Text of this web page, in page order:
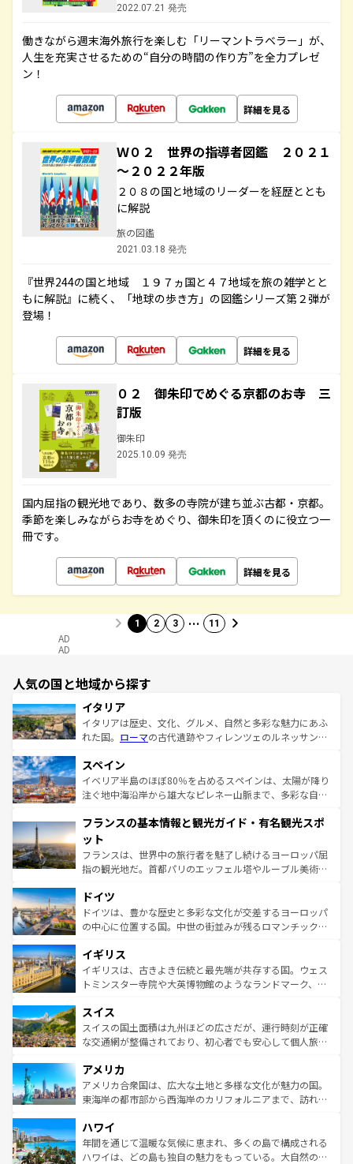
2022.07.21 発売
働きながら週末海外旅行を楽しむ「リーマントラベラー」が、
人生を充実させるための“自分の時間の作り方”を全力プレゼ
ン！
詳細を見る
Ｗ０２ 世界の指導者図鑑 ２０２１
～２０２２年版
２０８の国と地域のリーダーを経歴ととも
に解説
旅の図鑑
2021.03.18 発売
『世界244の国と地域 １９７ヵ国と４７地域を旅の雑学とと
もに解説』に続く、「地球の歩き方」の図鑑シリーズ第２弾が
登場！
詳細を見る
０２ 御朱印でめぐる京都のお寺 三
訂版
御朱印
2025.10.09 発売
国内屈指の観光地であり、数多の寺院が建ち並ぶ古都・京都。
季節を楽しみながらお寺をめぐり、御朱印を頂くのに役立つ一
冊です。
詳細を見る
1 2 3 … 11
AD
AD
人気の国と地域から探す
イタリア
イタリアは歴史、文化、グルメ、自然と多彩な魅力にあふ
れた国。 ローマの古代遺跡やフィレンツェのルネッサンス
ろん、トスカーナの美しい田園風景やアマルフィ海岸の絶
景など、自然景観も見逃せない。観光の合間には、本場の
ピザやパスタなど、絶品のイタリア料理を堪能することも
ませてくれるイタリアで、忘れられない旅をしてみよう！
なお、新着のイタリア情報は
しい。
スペイン
イベリア半島のほぼ80％を占めるスペインは、太陽が降り
注ぐ地中海沿岸から雄大なピレネー山脈まで、多彩な自然
文化が根付くこの国では、情熱的なフラメンコ、熱気あふ
れる闘牛、そして美味しいタパスが生活の一部となってい
る。首都マドリードの洗練された雰囲気や、バルセロナの
アートに溢れた街角から、地方では古代ローマ遺跡や中世
せる。地方によって風土や気候が異なるスペインはその個
性で訪れる人を魅了する。 なお、新着のスペイン情報は コ
ンテンツ一覧を参照してほしい。
フランスの基本情報と観光ガイド・有名観光スポ
ット
フランスは、世界中の旅行者を魅了し続けるヨーロッパ屈
指の観光地だ。首都パリのエッフェル塔やルーブル美術館
で、幅広い魅力が詰まっている。華麗な宮殿、歴史的な大
聖堂、美しいビーチ、そして豊かな自然が、訪れる者を心
から魅了する。また、フランスは美食の国としても知ら
いる。シャンパンの発祥地であるランス、プロヴァンスの
香り高いラベンダー畑など、多彩な楽しみ方が可能だ。さ
らに、パリ以外の地域にも魅力が溢れており、どの街角に
れる地方に足を運ぶとそれぞれで全く異なる文化を体験で
きるだろう。 なお、新着のフランス情報はコンテンツ一覧
を参照してほしい。
ドイツ
ドイツは、豊かな歴史と多彩な文化が交差するヨーロッパ
の中心に位置する国。中世の街並みが残るロマンチック街
顔を持つこの国は、どこを歩いても飽きることがない。ベ
ルリンの文化的活気、バイエルン州のアルプスの絶景、そ
してライン川沿いのワイン畑といった風景は必見。ビール
は、お酒好きな人にはぜひ体験してほしい。 なお、新着の
ドイツ情報はコンテンツ一覧を参照してほしい。
イギリス
イギリスは、古きよき伝統と最先端が共存する国。ウェス
トミンスター寺院や大英博物館のようなランドマーク、歴
リアごとに異なる魅力がある。また、優雅なアフタヌーン
ティー、ビール好きにはたまらない英国パブ、サッカー観
戦など、本場だからこそできる体験も豊富。イギリスを旅
ンツ一覧を参照してほしい。
スイス
スイスの国土面積は九州ほどの広さだが、運行時刻が正確
な交通網が整備されており、初心者でも安心して個人旅行
の建物がそのまま残る町や、スイスならではのユニークな
博物館もあり、アルプス観光だけでなく町歩きも満喫する
ことができる。国民の所得が高いため物価も高いが、旅行
ば市内交通費無料で観光を楽しむこともできる。 なお、新
着のスイス情報はコンテンツ一覧 を参照してほしい。
アメリカ
アメリカ合衆国は、広大な土地と多様な文化が魅力の国。
東海岸の都市部から西海岸のカリフォルニアまで、訪れる
のような巨大都市は、観光、ショッピング、エンターテイ
ンメントが詰まった刺激的なスポットだ。一方、アメリカ
西部には大自然が広がり、グランドキャニオンやイエロー
ハワイ
年間を通じて温暖な気候に恵まれ、多くの島で構成される
ハワイは、どの島も独自の魅力をもっている。大自然の神